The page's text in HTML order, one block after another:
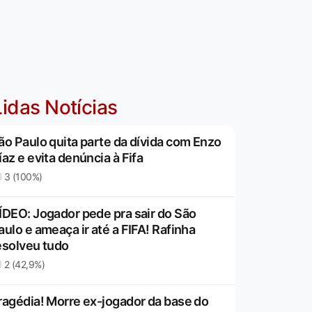
Notícias
Paulo quita parte da dívida com Enzo
e evita denúncia à Fifa
3 (100%)
Jogador pede pra sair do São
e ameaça ir até a FIFA! Rafinha
tudo
2 (42,9%)
Morre ex-jogador da base do